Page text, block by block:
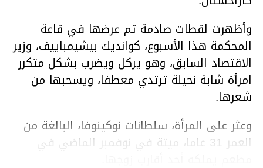
وأظهرت لقطات صادمة تم عرضها في قاعة
المحكمة هذا الأسبوع، كوانديك بيشيمباييف، وزير
الاقتصاد السابق، وهو يركل ويضرب بشكل متكرر
امرأة شابة نحيلة ترتدي معطفا، ويسحبها من
شعرها.
وعثر على المرأة، سلطانات نوكينوفا، البالغة من
العمر 31 عاما، ميتة في نوفمبر الماضي في